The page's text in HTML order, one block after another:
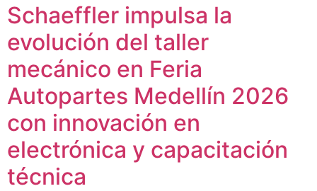
Schaeffler impulsa la
evolución del taller
mecánico en Feria
Autopartes Medellín 2026
con innovación en
electrónica y capacitación
técnica